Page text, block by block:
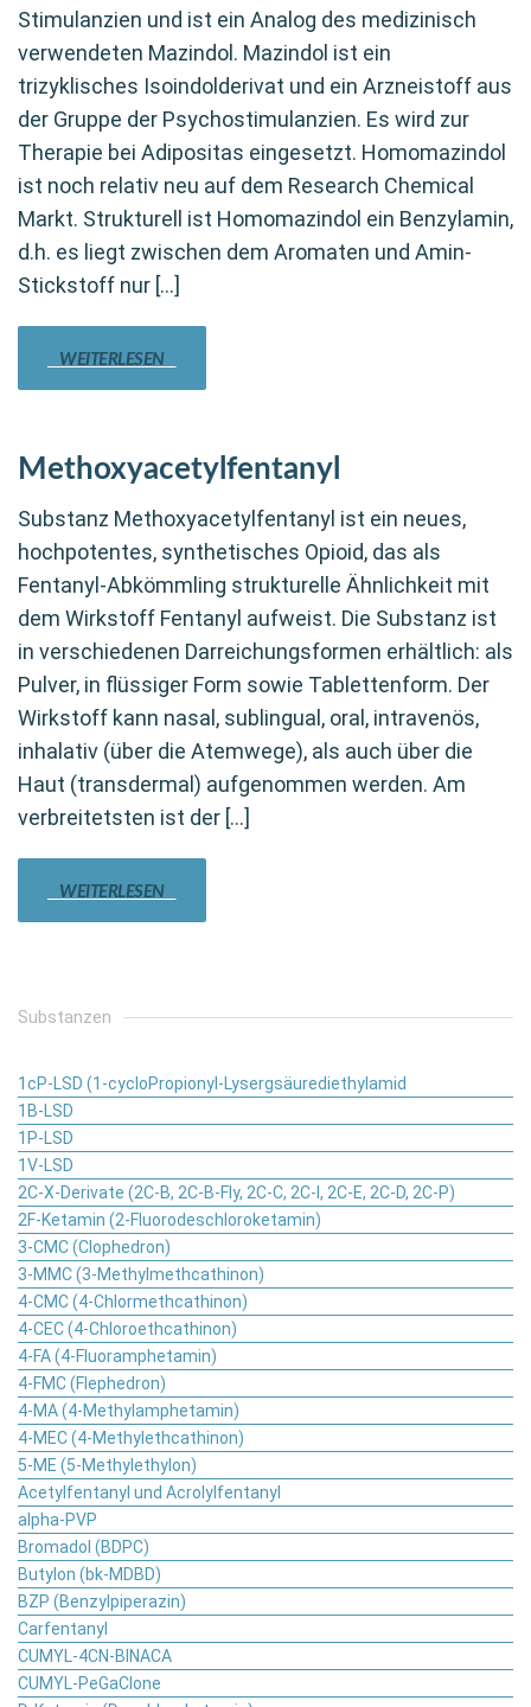
Stimulanzien und ist ein Analog des medizinisch
verwendeten Mazindol. Mazindol ist ein
trizyklisches Isoindolderivat und ein Arzneistoff aus
der Gruppe der Psychostimulanzien. Es wird zur
Therapie bei Adipositas eingesetzt. Homomazindol
ist noch relativ neu auf dem Research Chemical
Markt. Strukturell ist Homomazindol ein Benzylamin,
d.h. es liegt zwischen dem Aromaten und Amin-
Stickstoff nur […]
WEITERLESEN
Methoxyacetylfentanyl
Substanz Methoxyacetylfentanyl ist ein neues,
hochpotentes, synthetisches Opioid, das als
Fentanyl-Abkömmling strukturelle Ähnlichkeit mit
dem Wirkstoff Fentanyl aufweist. Die Substanz ist
in verschiedenen Darreichungsformen erhältlich: als
Pulver, in flüssiger Form sowie Tablettenform. Der
Wirkstoff kann nasal, sublingual, oral, intravenös,
inhalativ (über die Atemwege), als auch über die
Haut (transdermal) aufgenommen werden. Am
verbreitetsten ist der […]
WEITERLESEN
Substanzen
1cP-LSD (1-cycloPropionyl-Lysergsäurediethylamid
1B-LSD
1P-LSD
1V-LSD
2C-X-Derivate (2C-B, 2C-B-Fly, 2C-C, 2C-I, 2C-E, 2C-D, 2C-P)
2F-Ketamin (2-Fluorodeschloroketamin)
3-CMC (Clophedron)
3-MMC (3-Methylmethcathinon)
4-CMC (4-Chlormethcathinon)
4-CEC (4-Chloroethcathinon)
4-FA (4-Fluoramphetamin)
4-FMC (Flephedron)
4-MA (4-Methylamphetamin)
4-MEC (4-Methylethcathinon)
5-ME (5-Methylethylon)
Acetylfentanyl und Acrolylfentanyl
alpha-PVP
Bromadol (BDPC)
Butylon (bk-MDBD)
BZP (Benzylpiperazin)
Carfentanyl
CUMYL-4CN-BINACA
CUMYL-PeGaClone